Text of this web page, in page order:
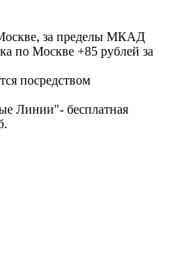
за пределы МКАД
по Москве +85 рублей за
посредством
Линии"- бесплатная